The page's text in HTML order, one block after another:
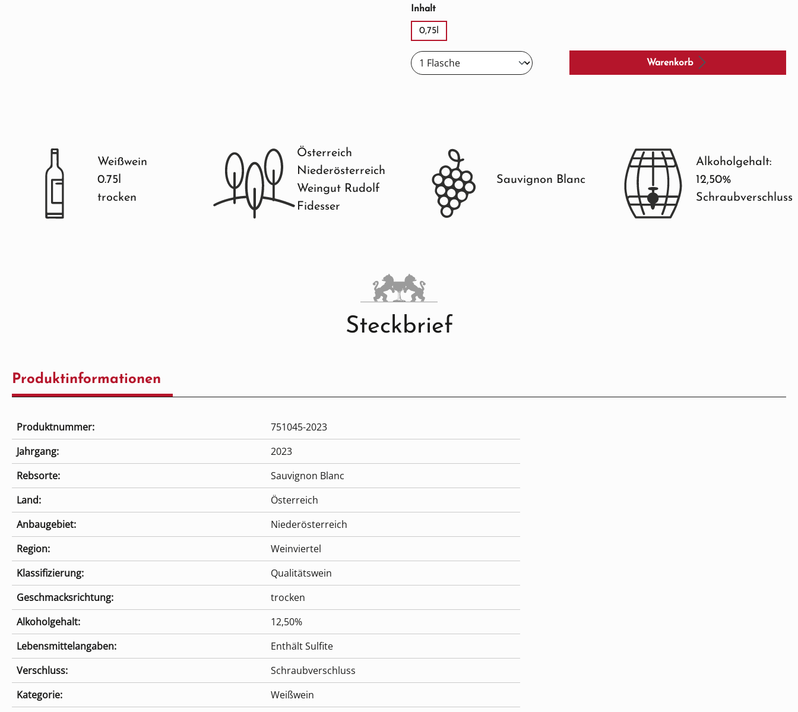
Inhaltauswählen
0,75l
Warenkorb
Weißwein
0.75l
trocken
Österreich
Niederösterreich
Weingut Rudolf
Fidesser
Sauvignon Blanc
Alkoholgehalt:
12,50%
Schraubverschluss
Steckbrief
Produktinformationen
Produktnummer: 751045-2023
Kategorie: Weißwein
Lebensmittelangaben: Enthält Sulfite
Land:
Österreich
Anbaugebiet:
Niederösterreich
Region:
Weinviertel
Rebsorte: Sauvignon Blanc
Jahrgang: 2023
Geschmacksrichtung:
trocken
Alkoholgehalt:
12,50%
Klassifizierung: Qualitätswein
Verschluss: Schraubverschluss